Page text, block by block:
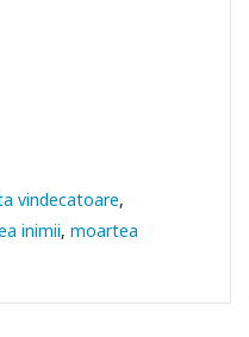
vindecatoare
inimii moartea